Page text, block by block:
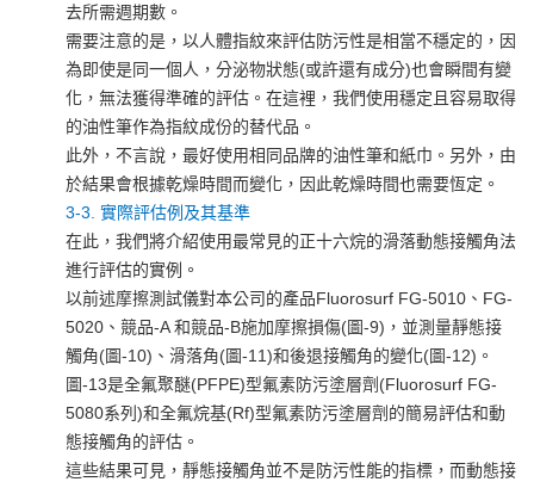
去所需週期數。
需要注意的是，以人體指紋來評估防污性是相當不穩定的，因
為即使是同一個人，分泌物狀態(或許還有成分)也會瞬間有變
化，無法獲得準確的評估。在這裡，我們使用穩定且容易取得
的油性筆作為指紋成份的替代品。
此外，不言說，最好使用相同品牌的油性筆和紙巾。另外，由
於結果會根據乾燥時間而變化，因此乾燥時間也需要恆定。
3-3. 實際評估例及其基準
在此，我們將介紹使用最常見的正十六烷的滑落動態接觸角法
進行評估的實例。
以前述摩擦測試儀對本公司的產品Fluorosurf FG-5010、FG-
5020、競品-A 和競品-B施加摩擦損傷(圖-9)，並測量靜態接
觸角(圖-10)、滑落角(圖-11)和後退接觸角的變化(圖-12)。
圖-13是全氟聚醚(PFPE)型氟素防污塗層劑(Fluorosurf FG-
5080系列)和全氟烷基(Rf)型氟素防污塗層劑的簡易評估和動
態接觸角的評估。
這些結果可見，靜態接觸角並不是防污性能的指標，而動態接